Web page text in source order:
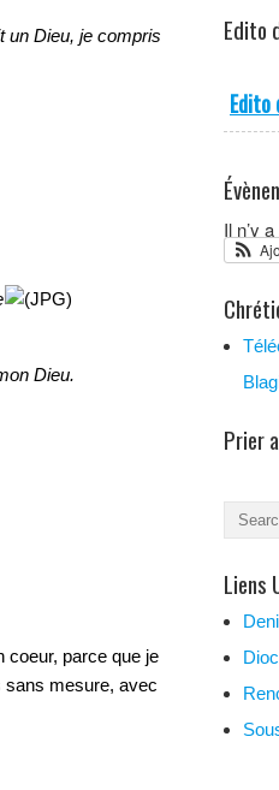
un Dieu, je compris
Dieu.
coeur, parce que je
sans mesure, avec
Edito
Edito
Il n’y
Prier
Liens